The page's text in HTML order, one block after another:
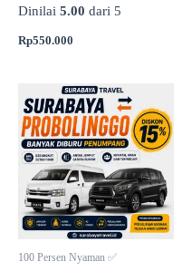
Dinilai 5.00 dari 5
Rp550.000
100 Persen Nyaman ✅